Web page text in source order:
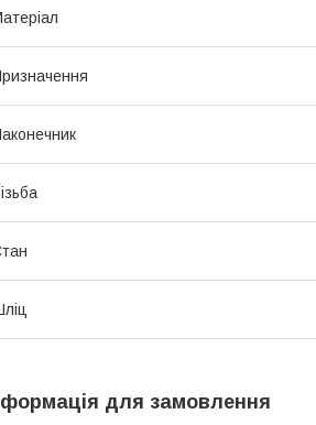
для замовлення